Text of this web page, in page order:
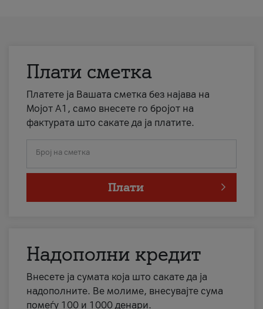
Плати сметка
Платете ја Вашата сметка без најава на
Мојот А1, само внесете го бројот на
фактурата што сакате да ја платите.
Број на сметка
Плати
Надополни кредит
Внесете ја сумата која што сакате да ја
надополните. Ве молиме, внесувајте сума
помеѓу 100 и 1000 денари.